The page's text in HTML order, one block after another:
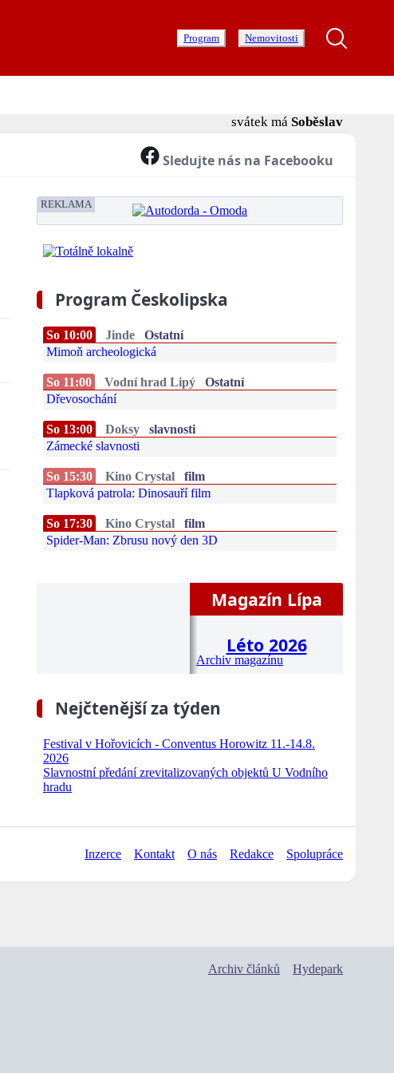
Program Nemovitosti
svátek má Soběslav
Sledujte nás na Facebooku
REKLAMA
Program Českolipska
So 10:00 Jinde
Ostatní
Mimoň archeologická
So 11:00 Vodní hrad Lipý
Ostatní
Dřevosochání
So 13:00 Doksy
slavnosti
Zámecké slavnosti
So 15:30 Kino Crystal
film
Tlapková patrola: Dinosauří film
So 17:30 Kino Crystal
film
Spider-Man: Zbrusu nový den 3D
Magazín Lípa
Léto 2026
Archiv magazínu
Nejčtenější za týden
Festival v Hořovicích - Conventus Horowitz 11.-14.8.
2026
Slavnostní předání zrevitalizovaných objektů U Vodního
hradu
Inzerce Kontakt O nás Redakce Spolupráce
Archiv článků Hydepark